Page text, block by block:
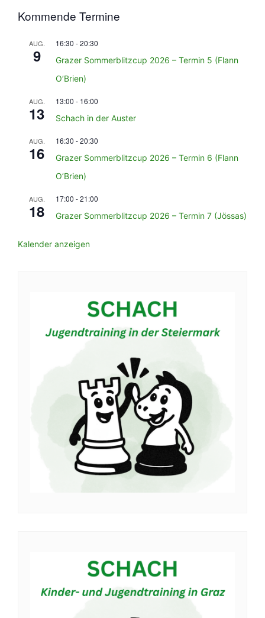
Kommende Termine
AUG.
9
16:30 -20:30
Grazer Sommerblitzcup 2026 – Termin 5 (Flann
O’Brien)
AUG.
13
13:00 - 16:00
Schach in der Auster
AUG.
16
16:30 -20:30
Grazer Sommerblitzcup 2026 – Termin 6 (Flann
O’Brien)
AUG.
18
17:00 -21:00
Grazer Sommerblitzcup 2026 – Termin 7 (Jössas)
Kalender anzeigen